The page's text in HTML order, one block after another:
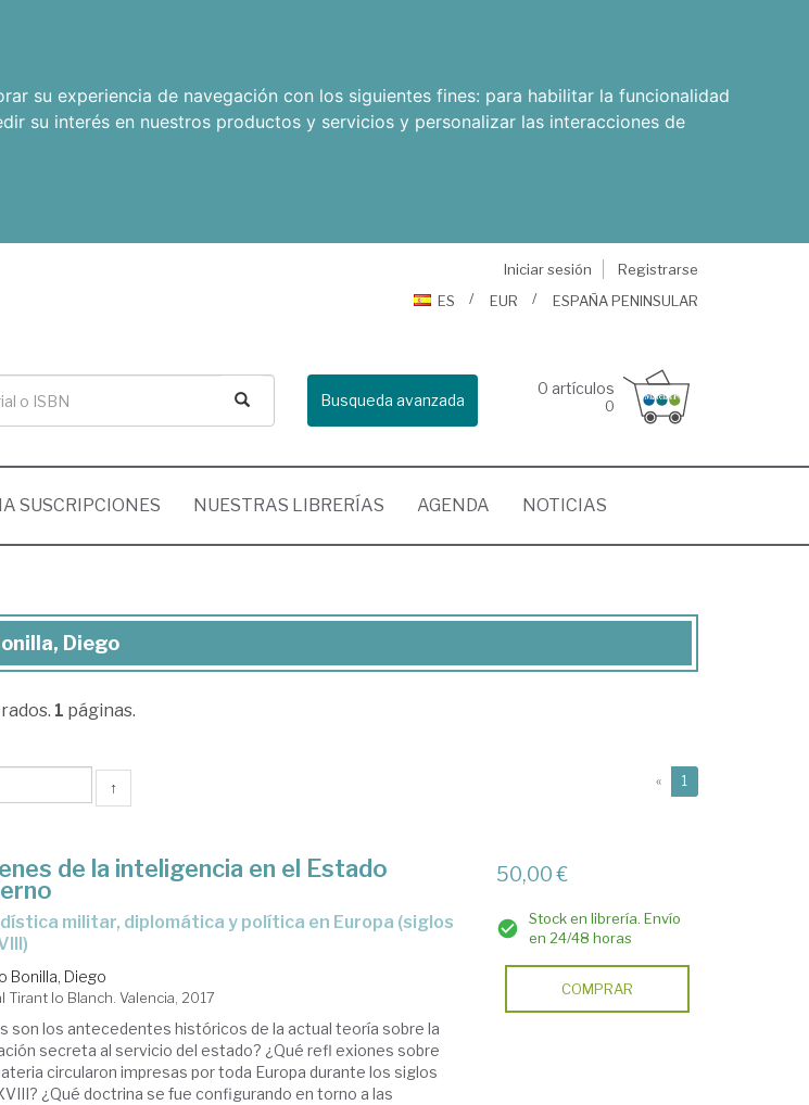
su experiencia de navegación con los siguientes fines: para habilitar la funcionalidad
su interés en nuestros productos y servicios y personalizar las interacciones de
Iniciar sesión
Registrarse
ES
EUR ESPAÑA PENINSULAR
Busqueda avanzada
0 artículos
0
SUSCRIPCIONES NUESTRAS LIBRERÍAS AGENDA NOTICIAS
Diego
1 páginas.
↑ « 1
de la inteligencia en el Estado
Bonilla, Diego
Tirant lo Blanch. Valencia, 2017
son los antecedentes históricos de la actual teoría sobre la
secreta al servicio del estado? ¿Qué refl exiones sobre
circularon impresas por toda Europa durante los siglos
¿Qué doctrina se fue configurando en torno a las
50,00 €
Stock en librería. Envío
en 24/48 horas
COMPRAR